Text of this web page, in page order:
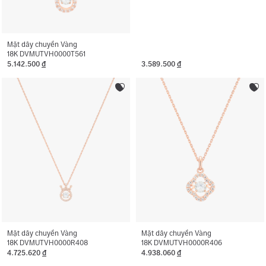
Mặt dây chuyền Vàng
18K DVMUTVH0000T561
5.142.500 đ 3.589.500 đ
Mặt dây chuyền Vàng
18K DVMUTVH0000R408
4.725.620 đ
Mặt dây chuyền Vàng
18K DVMUTVH0000R406
4.938.060 đ